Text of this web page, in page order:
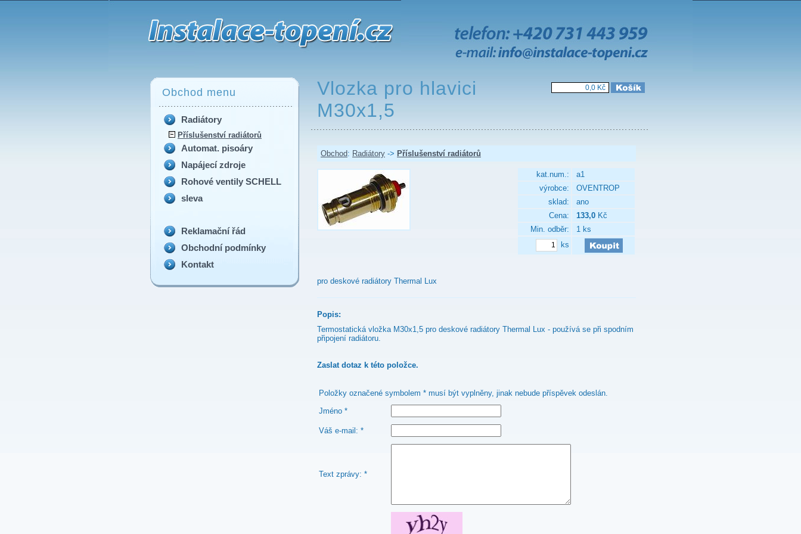
Termostatická vložka M30x1,5
0,0 Kč
Vlozka pro hlavici
M30x1,5
Obchod: Radiátory -> Příslušenství radiátorů
kat.num.:
a1
výrobce:
OVENTROP
sklad:
ano
Cena:
133,0 Kč
Min. odběr:
1 ks
ks
pro deskové radiátory Thermal Lux
Popis:
Termostatická vložka M30x1,5 pro deskové radiátory Thermal Lux - používá se při spodním
připojení radiátoru.
Zaslat dotaz k této položce.
Položky označené symbolem * musí být vyplněny, jinak nebude příspěvek odeslán.
Jméno *
Váš e-mail: *
Text zprávy: *
Obchod menu
Radiátory
Příslušenství radiátorů
Automat. pisoáry
Napájecí zdroje
Rohové ventily SCHELL
sleva
Reklamační řád
Obchodní podmínky
Kontakt